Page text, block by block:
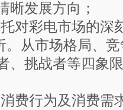
晰发展方向；
彩电市场的深
从市场格局、
、挑战者等四象
行为及消费需